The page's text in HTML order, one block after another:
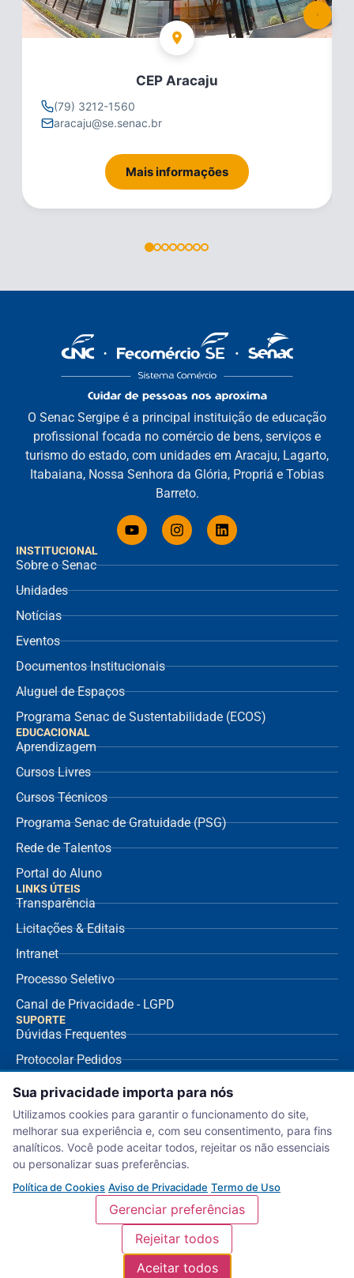
CEP Aracaju
(79) 3212-1560
aracaju@se.senac.br
Mais informações
INSTITUCIONAL
Sobre o Senac
Unidades
Notícias
Eventos
Documentos Institucionais
Aluguel de Espaços
Programa Senac de Sustentabilidade (ECOS)
EDUCACIONAL
Aprendizagem
Cursos Livres
Cursos Técnicos
Programa Senac de Gratuidade (PSG)
Rede de Talentos
Portal do Aluno
O Senac Sergipe é a principal instituição de educação
profissional focada no comércio de bens, serviços e
turismo do estado, com unidades em Aracaju, Lagarto,
Itabaiana, Nossa Senhora da Glória, Propriá e Tobias
Barreto.
LINKS ÚTEIS
Transparência
Licitações & Editais
Intranet
Processo Seletivo
Canal de Privacidade - LGPD
SUPORTE
Dúvidas Frequentes
Protocolar Pedidos
Envio de NF Fornecedor
Ouvidoria
Aviso de Privacidade
Termo de Uso
Política de Cookies
Serviço Nacional de Aprendizagem Comercial – Departamento Regional de
Política de Privacidade
Sua privacidade importa para nós
Utilizamos cookies para garantir o funcionamento do site,
melhorar sua experiência e, com seu consentimento, para fins
analíticos. Você pode aceitar todos, rejeitar os não essenciais
ou personalizar suas preferências.
Política de Cookies·Aviso de Privacidade·Termo de Uso
Gerenciar preferências
Rejeitar todos
Aceitar todos